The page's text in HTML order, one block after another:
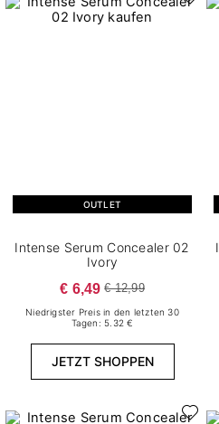
OUTLET
Intense Serum Concealer 02
Ivory
€ 6,49 € 12,99
Niedrigster Preis in den letzten 30
Tagen: 5.32 €
JETZT SHOPPEN